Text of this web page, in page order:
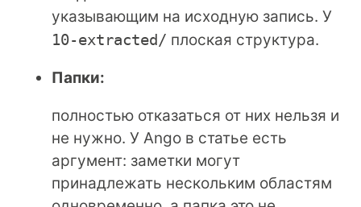
указывающим на исходную запись. У
10-extracted/ плоская структура.
Папки:
полностью отказаться от них нельзя и
не нужно. У Ango в статье есть
аргумент: заметки могут
принадлежать нескольким областям